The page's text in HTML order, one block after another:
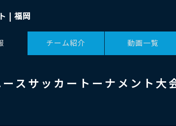
| 福岡
チーム紹介 動画一覧
スサッカートーナメント大